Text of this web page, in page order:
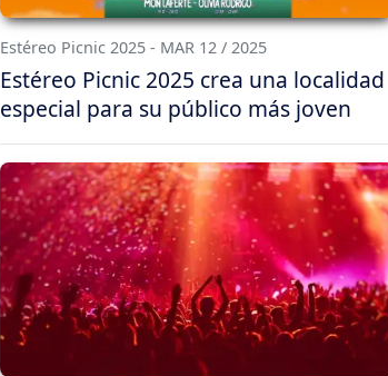
Estéreo Picnic 2025 - MAR 12 / 2025
Estéreo Picnic 2025 crea una localidad
especial para su público más joven